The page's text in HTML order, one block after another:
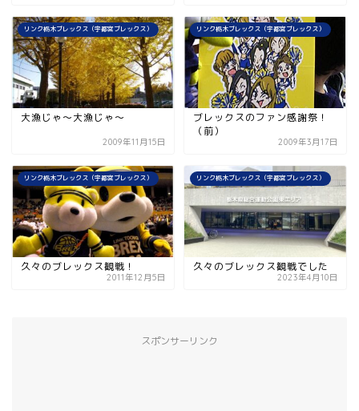
リンク栃木ブレックス（宇都宮ブレックス）
大漁じゃ〜大漁じゃ〜
2009年11月15日
リンク栃木ブレックス（宇都宮ブレックス）
ブレックスのファン感謝祭！
（前）
2009年3月17日
リンク栃木ブレックス（宇都宮ブレックス）
久々のブレックス観戦！
2011年12月5日
リンク栃木ブレックス（宇都宮ブレックス）
久々のブレックス観戦でした
2023年4月10日
スポンサーリンク